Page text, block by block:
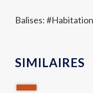
Balises: #Habitation
SIMILAIRES